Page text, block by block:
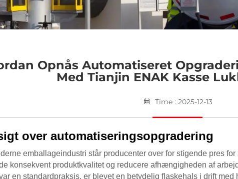
Opnås Automatiseret
Med Tianjin ENAK Kasse
Time : 2025-12-13
over automatiseringsopgradering
emballageindustri står producenter over for stigende pres
konsekvent produktkvalitet og reducere afhængigheden af
en standardpraksis, er blevet en betydelig flaskehals i drift